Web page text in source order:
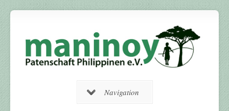
Navigation